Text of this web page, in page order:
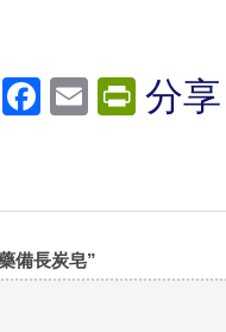
PlurkFacebook
Email分享
備長炭皂”